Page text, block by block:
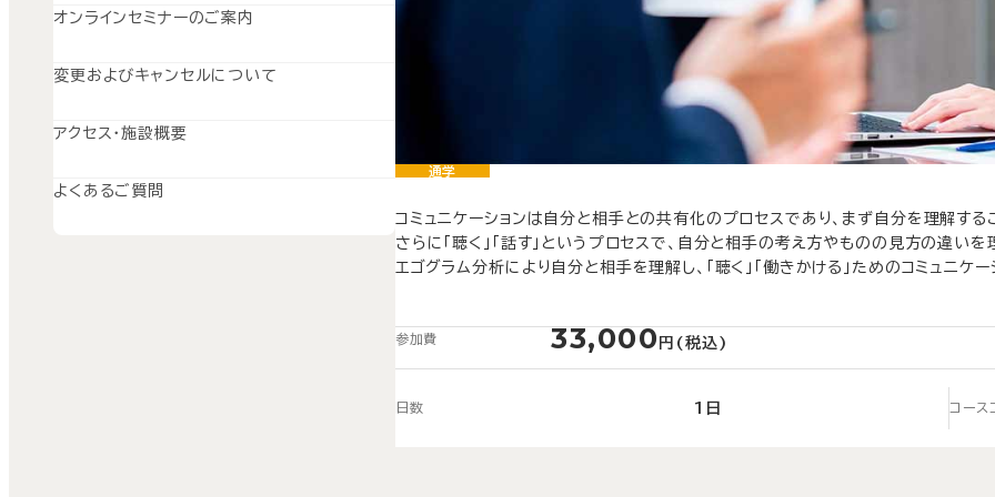
オンラインセミナーのご案内
変更およびキャンセルについて
アクセス・施設概要
よくあるご質問
通学
コミュニケーションは自分と相手との共有化のプロセスであり、まず自分を理解する
さらに「聴く」「話す」というプロセスで、自分と相手の考え方やものの見方の違い
エゴグラム分析により自分と相手を理解し、「聴く」「働きかける」ためのコミュニケ
参加費 33,000円(税込)
日数 1日 コース